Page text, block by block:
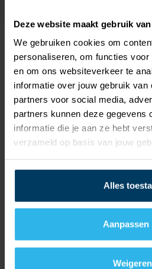
Deze website maakt gebruik
We gebruiken cookies om
personaliseren, om functies
en om ons websiteverkeer te
informatie over jouw gebruik van
partners voor social media,
partners kunnen deze gegevens
informatie die je aan ze hebt
verzameld op basis van jouw
Alles
Aanpassen
Weigeren
Over Nathan
Producten
Totaaloplossingen
Nathan Group
Nathan op social media